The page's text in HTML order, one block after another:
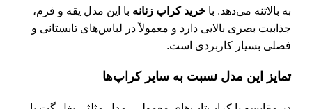
به بالا‌تنه می‌دهد. با خرید کراپ زنانه با این مدل یقه و فرم،
جذابیت بصری بالایی دارد و معمولاً در لباس‌های تابستانی و
فصلی بسیار کاربردی است.
تمایز این مدل نسبت به سایر کراپ‌ها